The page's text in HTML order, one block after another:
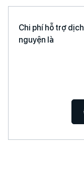
Chi phí hỗ trợ
nguyện là